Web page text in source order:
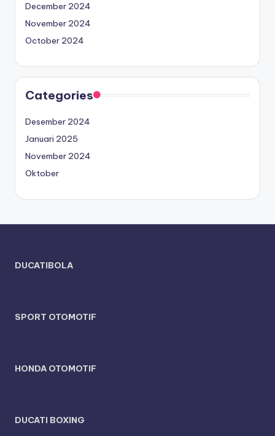
December 2024
November 2024
October 2024
Categories
Desember 2024
Januari 2025
November 2024
Oktober
DUCATIBOLA
SPORT OTOMOTIF
HONDA OTOMOTIF
DUCATI BOXING